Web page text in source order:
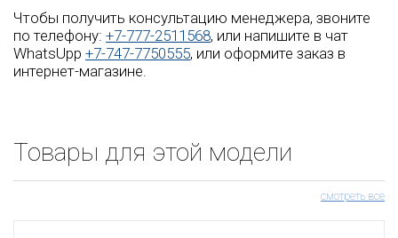
Чтобы получить консультацию менеджера, звоните
по телефону: +7-777-2511568, или напишите в чат
WhatsUpp +7-747-7750555, или оформите заказ в
интернет-магазине.
Товары для этой модели
смотреть все